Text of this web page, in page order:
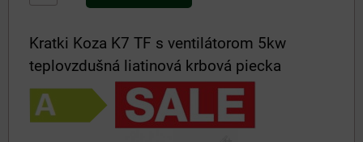
Kratki Koza K7 TF s ventilátorom 5kw
teplovzdušná liatinová krbová piecka